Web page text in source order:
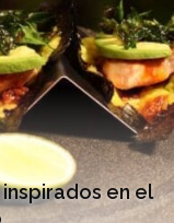
en el